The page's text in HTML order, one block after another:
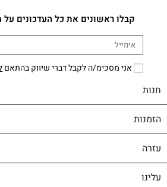
קבלו ראשונים את כל העדכונים
אני מסכימ/ה לקבל דברי שיווק בהתאם
חנות
הזמנות
עזרה
עלינו